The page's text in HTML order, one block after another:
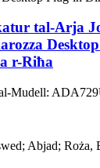
tal-Arja
r-Riħa
Mudell:
Abjad; Roża,